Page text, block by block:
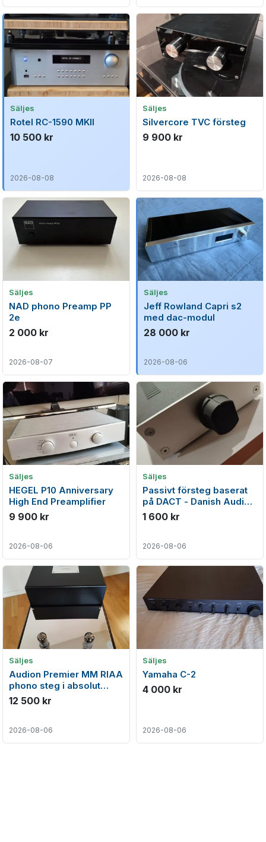
Säljes
Rotel RC-1590 MKII
10 500 kr
2026-08-08
Säljes
Silvercore TVC försteg
9 900 kr
2026-08-08
Säljes
NAD phono Preamp PP
2e
2 000 kr
2026-08-07
Säljes
Jeff Rowland Capri s2
med dac-modul
28 000 kr
2026-08-06
Säljes
HEGEL P10 Anniversary
High End Preamplifier
9 900 kr
2026-08-06
Säljes
Passivt försteg baserat
på DACT - Danish Audio
ConnecT potentiometer
1 600 kr
2026-08-06
Säljes
Audion Premier MM RIAA
phono steg i absolut
nyskick
12 500 kr
2026-08-06
Säljes
Yamaha C-2
4 000 kr
2026-08-06